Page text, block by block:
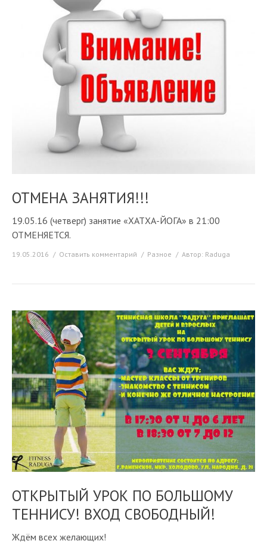
ОТМЕНА ЗАНЯТИЯ!!!
19.05.16 (четверг) занятие «ХАТХА-ЙОГА» в 21:00
ОТМЕНЯЕТСЯ.
19.05.2016 Оставить комментарий Разное Автор: Raduga
ОТКРЫТЫЙ УРОК ПО БОЛЬШОМУ
ТЕННИСУ! ВХОД СВОБОДНЫЙ!
Ждём всех желающих!